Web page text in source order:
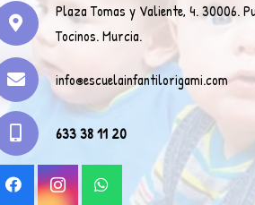
Plaza Tomas y Valiente, 4. 30006.
Tocinos. Murcia.
info@escuelainfantilorigami.com
633 38 11 20